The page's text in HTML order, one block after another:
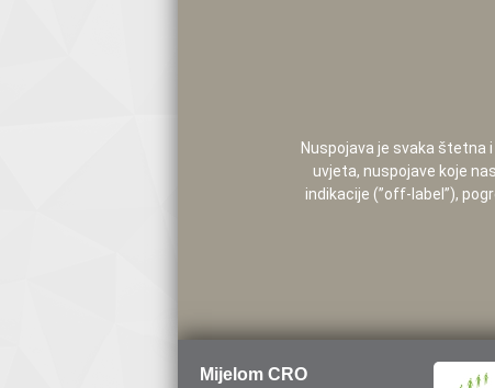
Nuspojava je svaka štetna
uvjeta, nuspojave koje
indikacije (”off-label”),
Mijelom CRO